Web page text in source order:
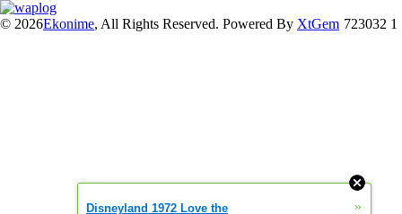
© 2026Ekonime, All Rights Reserved. Powered By XtGem 723032 1
Disneyland 1972 Love the »